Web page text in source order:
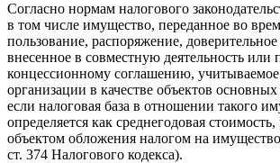
Согласно нормам налогового
в том числе имущество, переданное во
пользование, распоряжение,
внесенное в совместную деятельность или
концессионному соглашению, учитываемое
организации в качестве объектов основных
если налоговая база в отношении такого
определяется как среднегодовая стоимость,
объектом обложения налогом на
ст. 374 Налогового кодекса).